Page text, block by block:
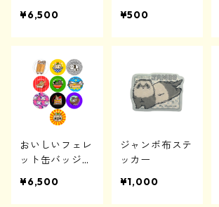
¥6,500
¥500
おいしいフェレ
ット缶バッジ
ット
¥6,500
ジャンボ布ステ
ッカー
¥1,000